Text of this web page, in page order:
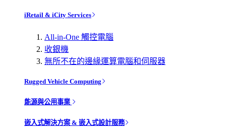
iRetail & iCity Services
All-in-One 觸控電腦
收銀機
無所不在的邊緣運算電腦和伺服器
Rugged Vehicle Computing
能源與公用事業
嵌入式解決方案 & 嵌入式設計服務